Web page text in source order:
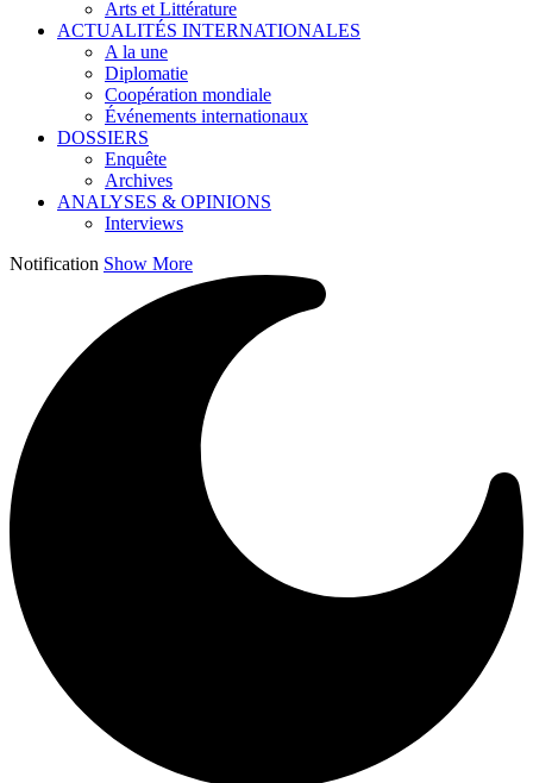
Arts et Littérature
ACTUALITÉS INTERNATIONALES
A la une
Diplomatie
Coopération mondiale
Événements internationaux
DOSSIERS
Enquête
Archives
ANALYSES & OPINIONS
Interviews
Notification Show More